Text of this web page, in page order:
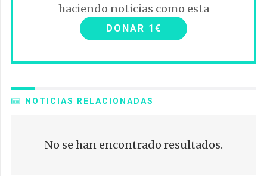
haciendo noticias como esta
DONAR 1€
NOTICIAS RELACIONADAS
No se han encontrado resultados.